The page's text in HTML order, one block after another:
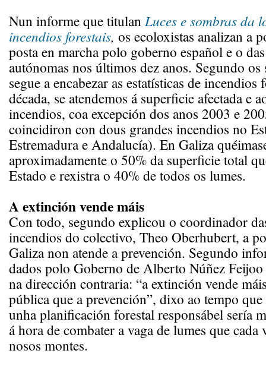
Nun informe que titulan Luces e sombras da
incendios forestais, os ecoloxistas analizan a
posta en marcha polo goberno español e o
autónomas nos últimos dez anos. Segundo os
segue a encabezar as estatísticas de
década, se atendemos á superficie afectada e
incendios, coa excepción dos anos 2003 e
coincidiron con dous grandes incendios no
Estremadura e Andalucía). En Galiza
aproximadamente o 50% da superficie total
Estado e rexistra o 40% de todos os lumes.
A extinción vende máis
Con todo, segundo explicou o coordinador
incendios do colectivo, Theo Oberhubert, a
Galiza non atende a prevención. Segundo
dados polo Goberno de Alberto Núñez Feijoo
na dirección contraria: “a extinción vende
pública que a prevención”, dixo ao tempo
unha planificación forestal responsábel sería
á hora de combater a vaga de lumes que cada
nosos montes.